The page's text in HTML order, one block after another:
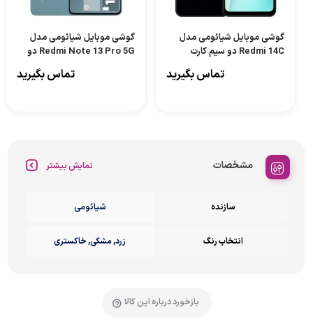
گوشی موبایل شیائومی مدل
Redmi 14C دو سیم کارت
تماس بگیرید
گوشی موبایل شیائومی مدل
Redmi Note 13 Pro 5G دو
سیم کارت ظرفیت 512 گیگابایت
تماس بگیرید
مشخصات نمایش بیشتر
سازنده شیائومی
انتخاب رنگ زرد, مشکی, خاکستری
بازخورد درباره این کالا